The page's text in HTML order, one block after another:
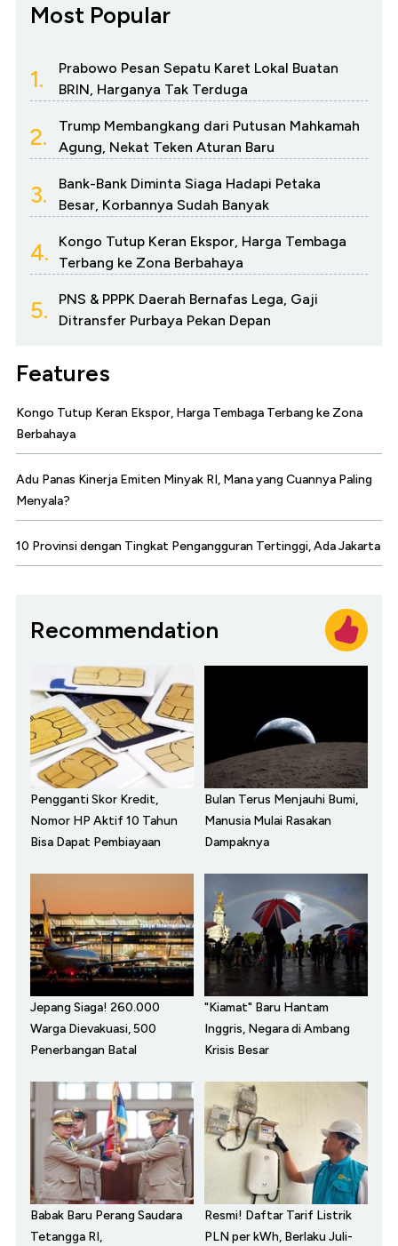
Most Popular
1.
Prabowo Pesan Sepatu Karet Lokal Buatan
BRIN, Harganya Tak Terduga
2.
Trump Membangkang dari Putusan Mahkamah
Agung, Nekat Teken Aturan Baru
3.
Bank-Bank Diminta Siaga Hadapi Petaka
Besar, Korbannya Sudah Banyak
4.
Kongo Tutup Keran Ekspor, Harga Tembaga
Terbang ke Zona Berbahaya
5.
PNS & PPPK Daerah Bernafas Lega, Gaji
Ditransfer Purbaya Pekan Depan
Features
Kongo Tutup Keran Ekspor, Harga Tembaga Terbang ke Zona
Berbahaya
Adu Panas Kinerja Emiten Minyak RI, Mana yang Cuannya Paling
Menyala?
10 Provinsi dengan Tingkat Pengangguran Tertinggi, Ada Jakarta
Recommendation
Pengganti Skor Kredit,
Nomor HP Aktif 10 Tahun
Bisa Dapat Pembiayaan
Bulan Terus Menjauhi Bumi,
Manusia Mulai Rasakan
Dampaknya
Jepang Siaga! 260.000
Warga Dievakuasi, 500
Penerbangan Batal
"Kiamat" Baru Hantam
Inggris, Negara di Ambang
Krisis Besar
Babak Baru Perang Saudara
Tetangga RI,
Resmi! Daftar Tarif Listrik
PLN per kWh, Berlaku Juli-